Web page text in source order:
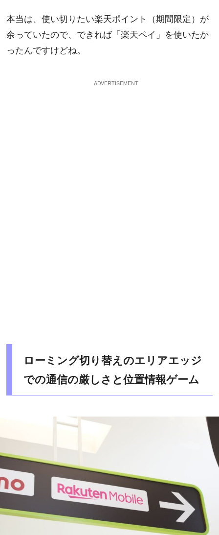
本当は、使い切りたい楽天ポイント（期間限定）が
余っていたので、できれば「楽天ペイ」を使いたか
ったんですけどね。
ローミング切り替えのエリアエッジ
での通信の厳しさと位置情報ゲーム